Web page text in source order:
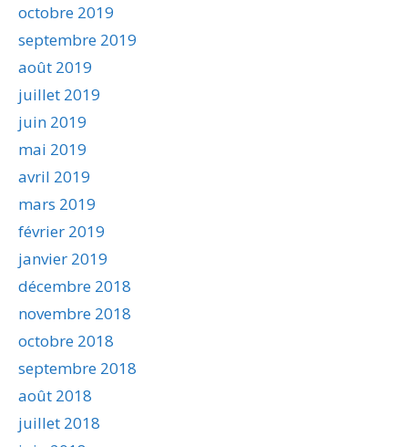
octobre 2019
septembre 2019
août 2019
juillet 2019
juin 2019
mai 2019
avril 2019
mars 2019
février 2019
janvier 2019
décembre 2018
novembre 2018
octobre 2018
septembre 2018
août 2018
juillet 2018